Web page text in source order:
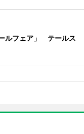
ルフェア」 テールス